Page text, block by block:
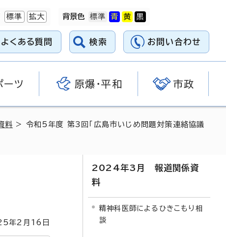
標準 拡大 背景色
よくある質問 検索 お問い合わせ
ーツ 原爆・平和 市政
料 > 令和5年度 第3回「広島市いじめ問題対策連絡協議
年2月 16 日
2024年3月 報道関係資
料
精神科医師によるひきこもり相
談